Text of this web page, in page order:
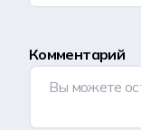
Комментарий